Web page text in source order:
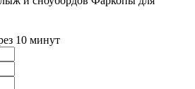
10 минут